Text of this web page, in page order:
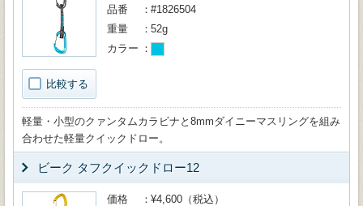
比較する
品番
#1826504
重量
52g
カラー
軽量・小型のクァンタムカラビナと8mmダイニーマスリングを組み
合わせた軽量クイックドロー。
ビーク タフクイックドロー12
価格
¥4,600（税込）